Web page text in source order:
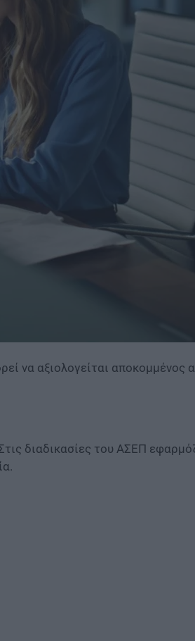
να αξιολογείται αποκομμένος
διαδικασίες του ΑΣΕΠ